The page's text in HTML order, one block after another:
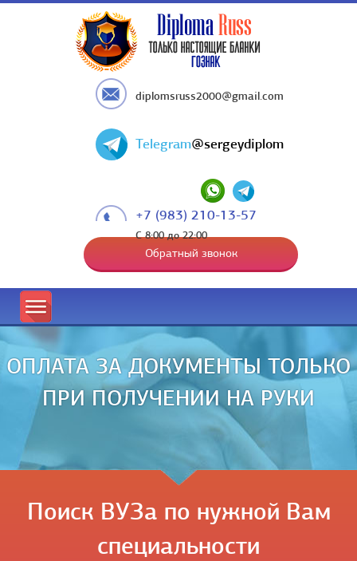
diplomsruss2000@gmail.com
Telegram@sergeydiplom
+7 (983) 210-13-57
С 8:00 до 22:00
Обратный звонок
ОПЛАТА ЗА ДОКУМЕНТЫ ТОЛЬКО
ПРИ ПОЛУЧЕНИИ НА РУКИ
Поиск ВУЗа по нужной Вам
специальности